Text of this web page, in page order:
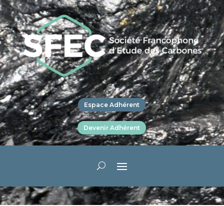
Espace Adhérent
Devenir Adhérent